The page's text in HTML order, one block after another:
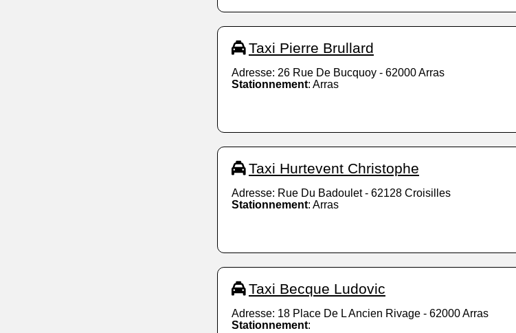
Taxi Pierre Brullard
Adresse: 26 Rue De Bucquoy - 62000 Arras
Stationnement: Arras
Taxi Hurtevent Christophe
Adresse: Rue Du Badoulet - 62128 Croisilles
Stationnement: Arras
Taxi Becque Ludovic
Adresse: 18 Place De L Ancien Rivage - 62000 Arras
Stationnement: